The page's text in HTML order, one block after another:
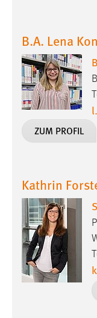
B.A. Lena
ZUM PROFIL
Kathrin
Name:
Zweck:
Cookie Laufzeit:
Name:
Zweck:
Cookie